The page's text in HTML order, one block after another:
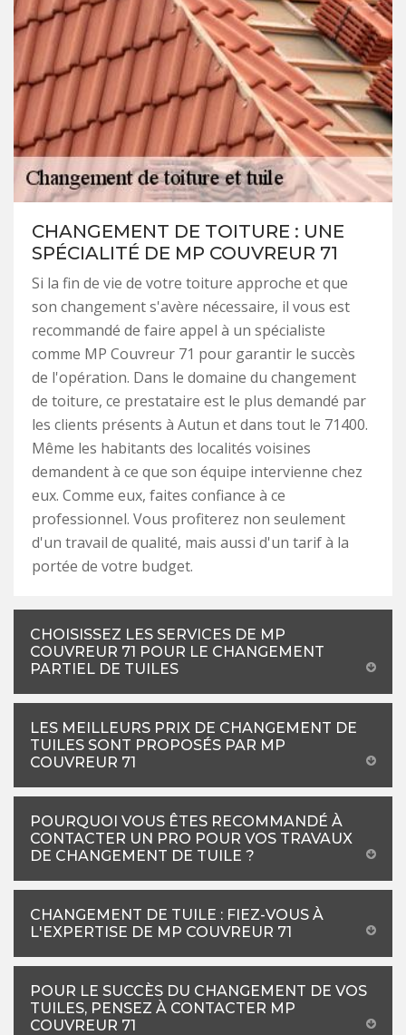
CHANGEMENT DE TOITURE : UNE
SPÉCIALITÉ DE MP COUVREUR 71
Si la fin de vie de votre toiture approche et que
son changement s'avère nécessaire, il vous est
recommandé de faire appel à un spécialiste
comme MP Couvreur 71 pour garantir le succès
de l'opération. Dans le domaine du changement
de toiture, ce prestataire est le plus demandé par
les clients présents à Autun et dans tout le 71400.
Même les habitants des localités voisines
demandent à ce que son équipe intervienne chez
eux. Comme eux, faites confiance à ce
professionnel. Vous profiterez non seulement
d'un travail de qualité, mais aussi d'un tarif à la
portée de votre budget.
CHOISISSEZ LES SERVICES DE MP
COUVREUR 71 POUR LE CHANGEMENT
PARTIEL DE TUILES
LES MEILLEURS PRIX DE CHANGEMENT DE
TUILES SONT PROPOSÉS PAR MP
COUVREUR 71
POURQUOI VOUS ÊTES RECOMMANDÉ À
CONTACTER UN PRO POUR VOS TRAVAUX
DE CHANGEMENT DE TUILE ?
CHANGEMENT DE TUILE : FIEZ-VOUS À
L'EXPERTISE DE MP COUVREUR 71
POUR LE SUCCÈS DU CHANGEMENT DE VOS
TUILES, PENSEZ À CONTACTER MP
COUVREUR 71